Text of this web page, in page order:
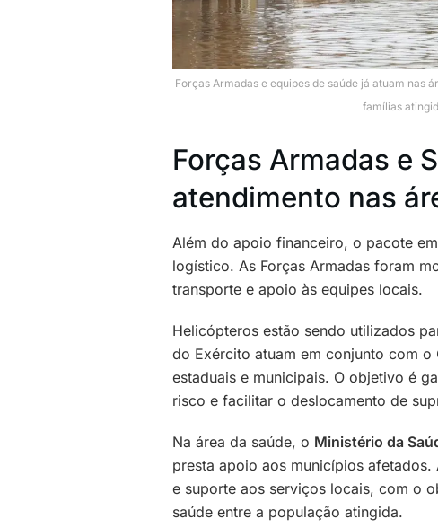
Forças Armadas e equipes de saúde já atuam nas
famílias
Forças Armadas e
atendimento nas
Além do apoio financeiro, o pacote
logístico. As Forças Armadas foram
transporte e apoio às equipes locais.
Helicópteros estão sendo utilizados
do Exército atuam em conjunto com
estaduais e municipais. O objetivo é
risco e facilitar o deslocamento de
Na área da saúde, o Ministério da
presta apoio aos municípios
e suporte aos serviços locais, com o
saúde entre a população atingida.